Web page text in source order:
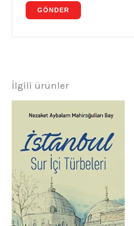
İlgili ürünler